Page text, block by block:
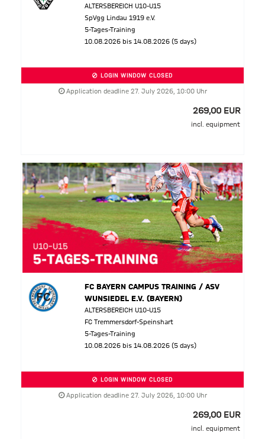
ALTERSBEREICH U10-U15
SpVgg Lindau 1919 e.V.
5-Tages-Training
10.08.2026 bis 14.08.2026 (5 days)
LOGIN WINDOW CLOSED
Application deadline 27. July 2026, 10:00 Uhr
269,00 EUR
incl. equipment
FC BAYERN CAMPUS TRAINING / ASV
WUNSIEDEL E.V. (BAYERN)
ALTERSBEREICH U10-U15
FC Tremmersdorf-Speinshart
5-Tages-Training
10.08.2026 bis 14.08.2026 (5 days)
LOGIN WINDOW CLOSED
Application deadline 27. July 2026, 10:00 Uhr
269,00 EUR
incl. equipment